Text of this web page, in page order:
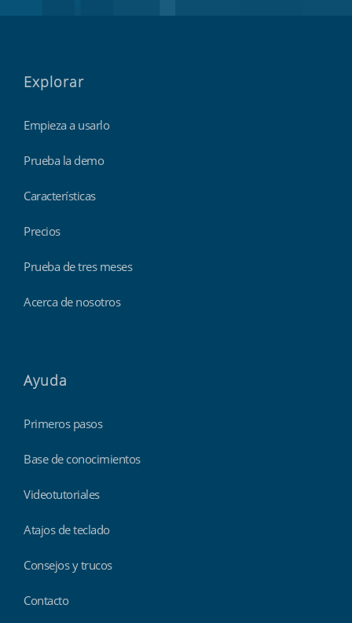
Explorar
Empieza a usarlo
Prueba la demo
Características
Precios
Prueba de tres meses
Acerca de nosotros
Ayuda
Primeros pasos
Base de conocimientos
Videotutoriales
Atajos de teclado
Consejos y trucos
Contacto